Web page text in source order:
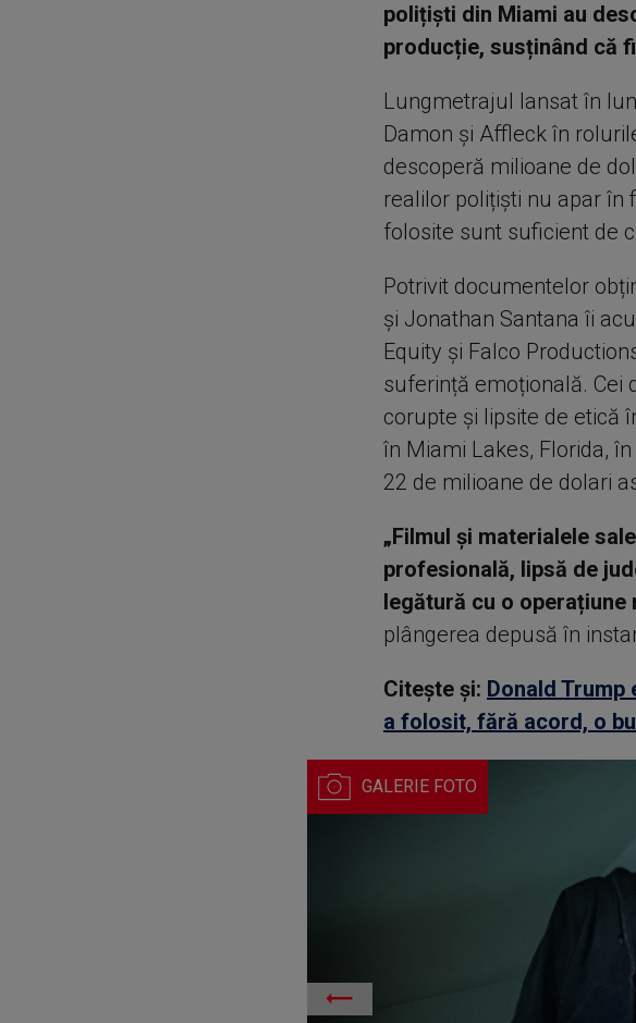
polițiști din Miami au
producție, susținând că
Lungmetrajul lansat în
Damon și Affleck în
descoperă milioane de
realilor polițiști nu apar în
folosite sunt suficient de
Potrivit documentelor
și Jonathan Santana îi
Equity și Falco
suferință emoțională.
corupte și lipsite de etică
în Miami Lakes, Florida,
22 de milioane de dolari
„Filmul și materialele
profesională, lipsă de
legătură cu o
plângerea depusă în
Citește și: Donald Trump
a folosit, fără acord, o